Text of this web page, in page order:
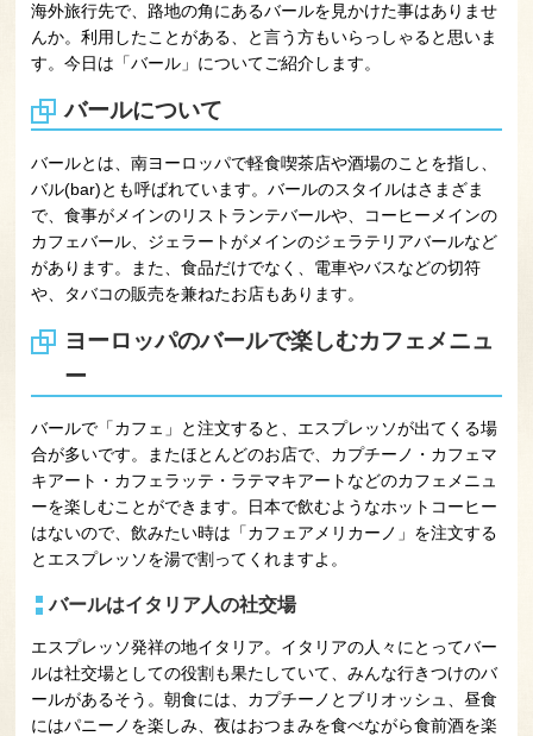
海外旅行先で、路地の角にあるバールを見かけた事はありませ
んか。利用したことがある、と言う方もいらっしゃると思いま
す。今日は「バール」についてご紹介します。
バールについて
バールとは、南ヨーロッパで軽食喫茶店や酒場のことを指し、
バル(bar)とも呼ばれています。バールのスタイルはさまざま
で、食事がメインのリストランテバールや、コーヒーメインの
カフェバール、ジェラートがメインのジェラテリアバールなど
があります。また、食品だけでなく、電車やバスなどの切符
や、タバコの販売を兼ねたお店もあります。
ヨーロッパのバールで楽しむカフェメニュ
ー
バールで「カフェ」と注文すると、エスプレッソが出てくる場
合が多いです。またほとんどのお店で、カプチーノ・カフェマ
キアート・カフェラッテ・ラテマキアートなどのカフェメニュ
ーを楽しむことができます。日本で飲むようなホットコーヒー
はないので、飲みたい時は「カフェアメリカーノ」を注文する
とエスプレッソを湯で割ってくれますよ。
バールはイタリア人の社交場
エスプレッソ発祥の地イタリア。イタリアの人々にとってバー
ルは社交場としての役割も果たしていて、みんな行きつけのバ
ールがあるそう。朝食には、カプチーノとブリオッシュ、昼食
にはパニーノを楽しみ、夜はおつまみを食べながら食前酒を楽